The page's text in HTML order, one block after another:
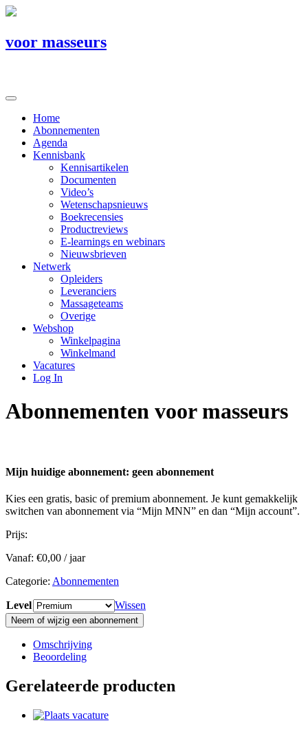
voor masseurs
Home
Abonnementen
Agenda
Kennisbank
Kennisartikelen
Documenten
Video’s
Wetenschapsnieuws
Boekrecensies
Productreviews
E-learnings en webinars
Nieuwsbrieven
Netwerk
Opleiders
Leveranciers
Massageteams
Overige
Webshop
Winkelpagina
Winkelmand
Vacatures
Log In
Abonnementen voor masseurs
Mijn huidige abonnement: geen abonnement
Kies een gratis, basic of premium abonnement. Je kunt gemakkelijk
switchen van abonnement via “Mijn MNN” en dan “Mijn account”.
Prijs:
Vanaf: €0,00 / jaar
Categorie: Abonnementen
Level
Wissen
Abonnementen
voor
masseurs
aantal
Neem of wijzig een abonnement
Omschrijving
Beoordeling
Gerelateerde producten